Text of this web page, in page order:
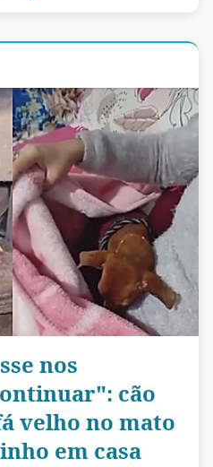
nos
cão
velho no mato
em casa